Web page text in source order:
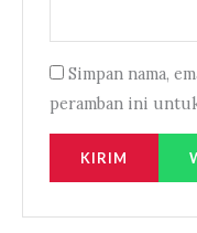
Simpan nama,
peramban ini